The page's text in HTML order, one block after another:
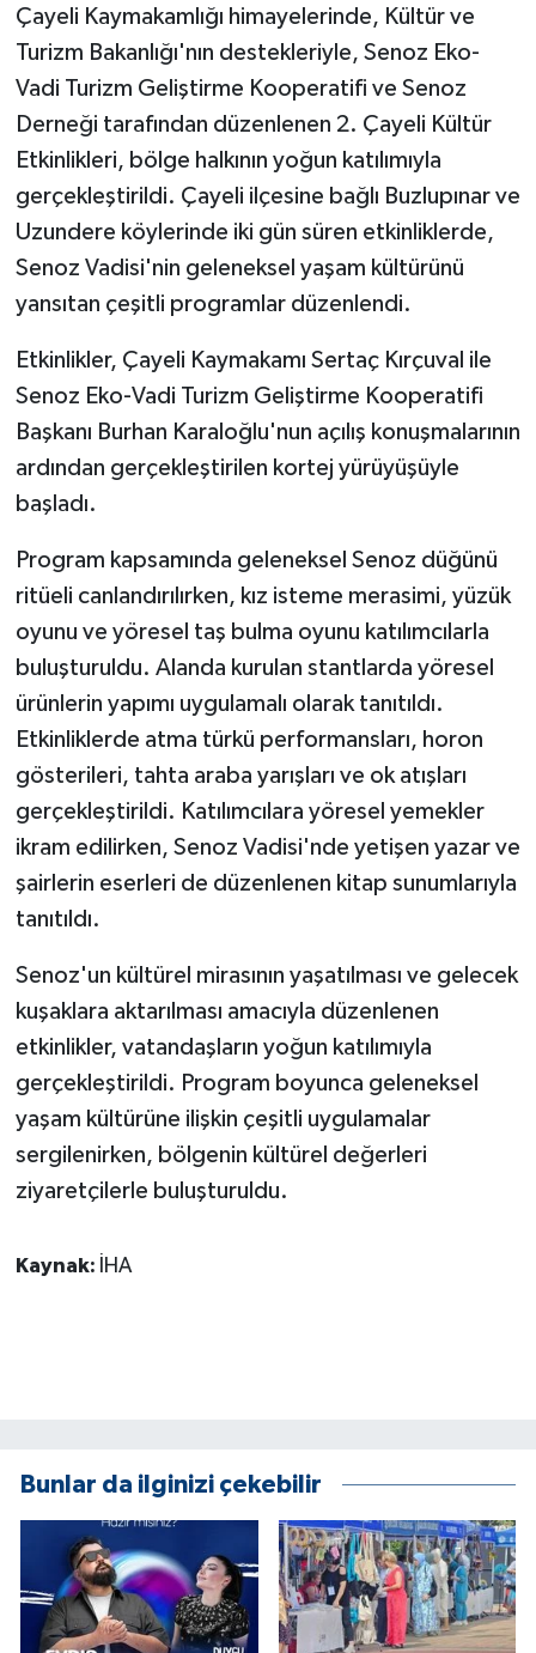
Çayeli Kaymakamlığı himayelerinde, Kültür ve
Turizm Bakanlığı'nın destekleriyle, Senoz Eko-
Vadi Turizm Geliştirme Kooperatifi ve Senoz
Derneği tarafından düzenlenen 2. Çayeli Kültür
Etkinlikleri, bölge halkının yoğun katılımıyla
gerçekleştirildi. Çayeli ilçesine bağlı Buzlupınar ve
Uzundere köylerinde iki gün süren etkinliklerde,
Senoz Vadisi'nin geleneksel yaşam kültürünü
yansıtan çeşitli programlar düzenlendi.
Etkinlikler, Çayeli Kaymakamı Sertaç Kırçuval ile
Senoz Eko-Vadi Turizm Geliştirme Kooperatifi
Başkanı Burhan Karaloğlu'nun açılış konuşmalarının
ardından gerçekleştirilen kortej yürüyüşüyle
başladı.
Program kapsamında geleneksel Senoz düğünü
ritüeli canlandırılırken, kız isteme merasimi, yüzük
oyunu ve yöresel taş bulma oyunu katılımcılarla
buluşturuldu. Alanda kurulan stantlarda yöresel
ürünlerin yapımı uygulamalı olarak tanıtıldı.
Etkinliklerde atma türkü performansları, horon
gösterileri, tahta araba yarışları ve ok atışları
gerçekleştirildi. Katılımcılara yöresel yemekler
ikram edilirken, Senoz Vadisi'nde yetişen yazar ve
şairlerin eserleri de düzenlenen kitap sunumlarıyla
tanıtıldı.
Senoz'un kültürel mirasının yaşatılması ve gelecek
kuşaklara aktarılması amacıyla düzenlenen
etkinlikler, vatandaşların yoğun katılımıyla
gerçekleştirildi. Program boyunca geleneksel
yaşam kültürüne ilişkin çeşitli uygulamalar
sergilenirken, bölgenin kültürel değerleri
ziyaretçilerle buluşturuldu.
Kaynak: İHA
Bunlar da ilginizi çekebilir
GÜNDEM
Güvenlik
HABERDE İNSAN
İNSAN
İş Dünyası
Kadın
KÜLTÜR SANAT
MAGAZİN
Otomobil
POLİTİKA
SİYASET
SPOR HABERLERİ
TEKNOLOJİ
Turizm
YAŞAM
YEREL
Yerel Haberler